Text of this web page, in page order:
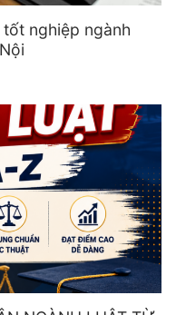
nghiệp ngành